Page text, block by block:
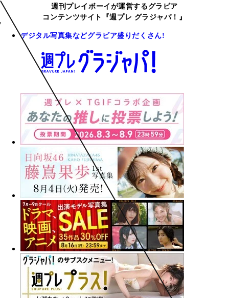
週刊プレイボーイが運営するグラビア
コンテンツサイト『週プレ グラジャパ！』
デジタル写真集などグラビア盛りだくさん!